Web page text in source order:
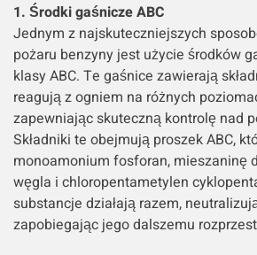
1. Środki gaśnicze ABC
Jednym z najskuteczniejszych
pożaru benzyny jest użycie środków
klasy ABC. Te gaśnice zawierają
reagują z ogniem na różnych
zapewniając skuteczną kontrolę nad
Składniki te obejmują proszek ABC,
monoamonium fosforan, mieszaninę
węgla i chloropentametylen
substancje działają razem,
zapobiegając jego dalszemu